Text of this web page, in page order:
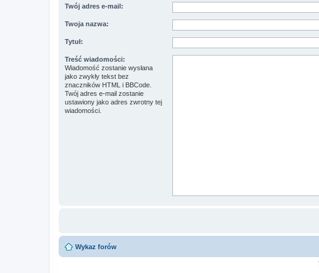
Twój adres e-mail:
Twoja nazwa:
Tytuł:
Treść wiadomości:
Wiadomość zostanie wysłana
jako zwykły tekst bez
znaczników HTML i BBCode.
Twój adres e-mail zostanie
ustawiony jako adres zwrotny tej
wiadomości.
Wykaz forów